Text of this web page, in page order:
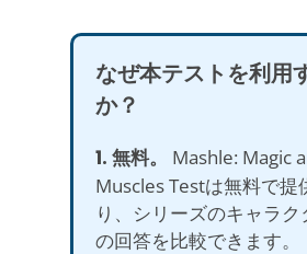
なぜ本テストを利用
か？
1. 無料。
Mashle: Magic
Muscles Testは無料で提
り、シリーズのキャラク
の回答を比較できます。